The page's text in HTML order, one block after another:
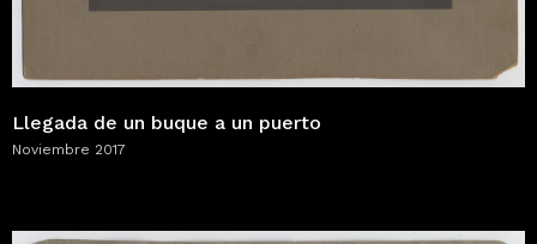
Llegada de un buque a un puerto
Noviembre 2017